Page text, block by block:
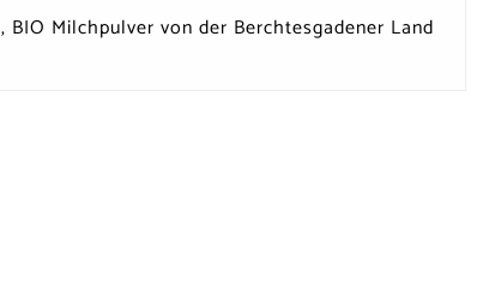
Milchpulver von der Berchtesgadener Land